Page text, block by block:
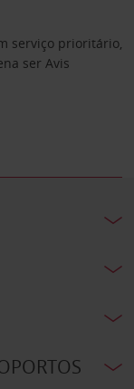
serviço prioritário,
ser Avis